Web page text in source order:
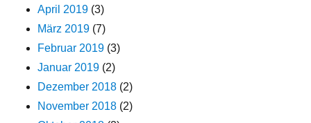
April 2019 (3)
März 2019 (7)
Februar 2019 (3)
Januar 2019 (2)
Dezember 2018 (2)
November 2018 (2)